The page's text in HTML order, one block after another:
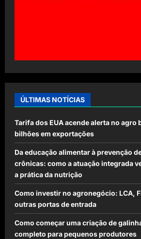
ÚLTIMAS NOTÍCIAS
Tarifa dos EUA acende alerta no agro
bilhões em exportações
Da educação alimentar à prevenção
crônicas: como a atuação integrada
a prática da nutrição
Como investir no agronegócio: LCA,
outras portas de entrada
Como começar uma criação de
completo para pequenos produtores